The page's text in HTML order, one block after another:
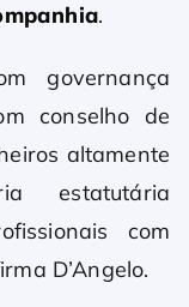
.
governança
conselho de
altamente
estatutária
com
D’Angelo.